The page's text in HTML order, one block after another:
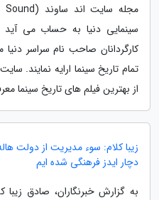
سینمایی دنیا به حساب می
کارگردانان صاحب نام سراسر
تمام تاریخ سینما ارایه نمایند.
از بهترین فیلم های تاریخ سینما
زیبا کلام: سوء مدیریت از دولت
دچار ایدز فرهنگی شده ایم
به گزارش خبرنگاران، صادق